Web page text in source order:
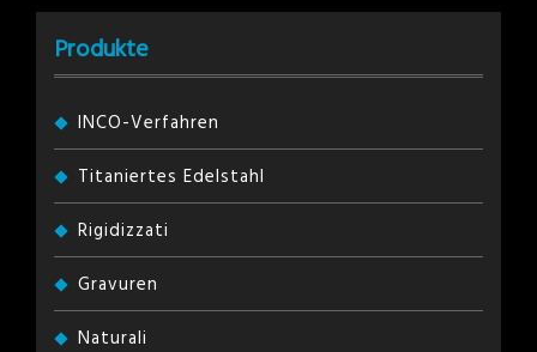
Produkte
INCO-Verfahren
Titaniertes Edelstahl
Rigidizzati
Gravuren
Naturali